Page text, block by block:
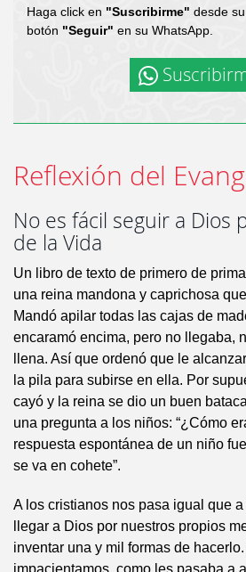
Haga click en "Suscribirme" desde
botón "Seguir" en su WhatsApp.
Reflexión del
No es fácil seguir a Dios
de la Vida
Un libro de texto de primero de
una reina mandona y caprichosa
Mandó apilar todas las cajas de
encaramó encima, pero no llegaba,
llena. Así que ordenó que le
la pila para subirse en ella. Por
cayó y la reina se dio un buen
una pregunta a los niños: “¿Cómo
respuesta espontánea de un niño
se va en cohete”.
A los cristianos nos pasa igual que
llegar a Dios por nuestros propios
inventar una y mil formas de